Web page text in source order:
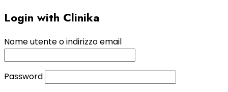
Login with Clinika
Nome utente o indirizzo email
Password